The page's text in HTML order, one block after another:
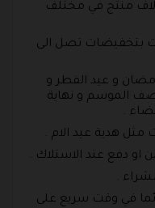
شاملة تضم اكثر من 10 الاف منتج في مختلف
بتخفيضات تصل الى
و عيد الفطر و
الموسم و نهاية
.
مثل هدية عيد الام .
او دفع عند الاستلاك .
.
في وقت سريع على